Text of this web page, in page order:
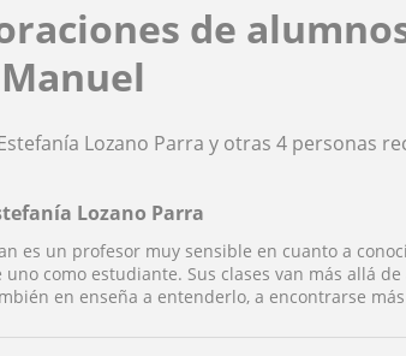
de
Lozano Parra y otras 4 personas
Lozano Parra
es un profesor muy sensible en cuanto a
uno como estudiante. Sus clases van más allá
en enseña a entenderlo, a encontrarse